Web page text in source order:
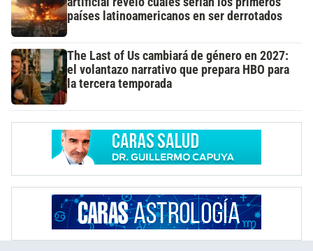
países latinoamericanos en ser derrotados
The Last of Us cambiará de género en 2027:
el volantazo narrativo que prepara HBO para
la tercera temporada